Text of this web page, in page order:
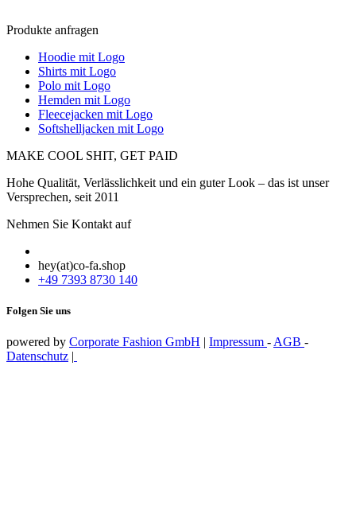
Produkte anfragen
Hoodie mit Logo
Shirts mit Logo
Polo mit Logo
Hemden mit Logo
Fleecejacken mit Logo
Softshelljacken mit Logo
MAKE COOL SHIT, GET PAID
Hohe Qualität, Verlässlichkeit und ein guter Look – das ist unser
Versprechen, seit 2011
Nehmen Sie Kontakt auf
hey(at)co-fa.shop
+49 7393 8730 140
Folgen Sie uns
powered by Corporate Fashion GmbH | Impressum - AGB -
Datenschutz |